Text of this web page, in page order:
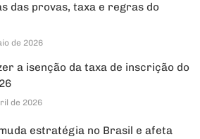
das provas, taxa e regras do
de 2026
a isenção da taxa de inscrição do
de 2026
estratégia no Brasil e afeta